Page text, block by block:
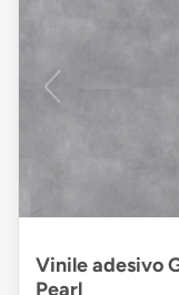
Vinile adesivo
Pearl